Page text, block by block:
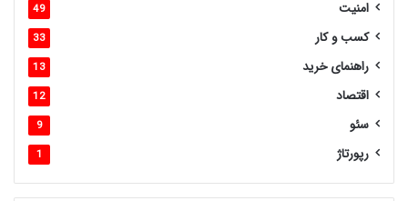
امنیت 49
کسب و کار 33
راهنمای خرید 13
اقتصاد 12
سئو 9
رپورتاژ 1